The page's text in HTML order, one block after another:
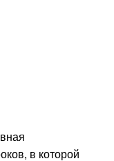
в которой